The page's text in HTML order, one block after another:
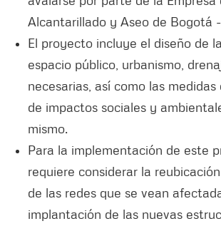
Alcantarillado y Aseo de Bogotá
El proyecto incluye el diseño de
espacio público, urbanismo,
necesarias, así como las
de impactos sociales y
mismo.
Para la implementación de este
requiere considerar la
de las redes que se vean
implantación de las nuevas